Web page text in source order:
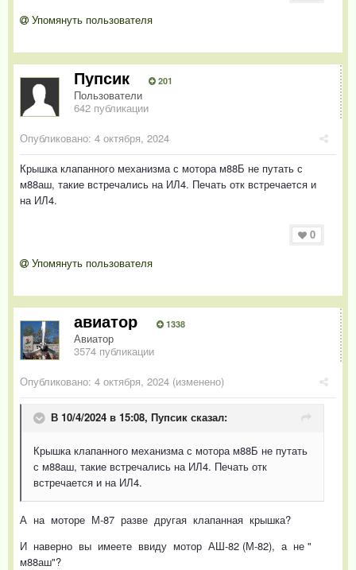
Упомянуть пользователя
Пупсик 201
Пользователи
642 публикации
Опубликовано: 4 октября, 2024
Крышка клапанного механизма с мотора м88Б не путать с
м88аш, такие встречались на ИЛ4. Печать отк встречается и
на ИЛ4.
0
Упомянуть пользователя
авиатор 1338
Авиатор
3574 публикации
Опубликовано: 4 октября, 2024 (изменено)
В 10/4/2024 в 15:08, Пупсик сказал:
Крышка клапанного механизма с мотора м88Б не путать
с м88аш, такие встречались на ИЛ4. Печать отк
встречается и на ИЛ4.
А на моторе М-87 разве другая клапанная крышка?
И наверно вы имеете ввиду мотор АШ-82 (М-82), а не "
м88аш"?